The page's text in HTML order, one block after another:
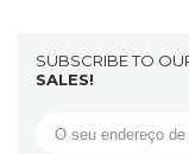
SUBSCRIBE TO
SALES!